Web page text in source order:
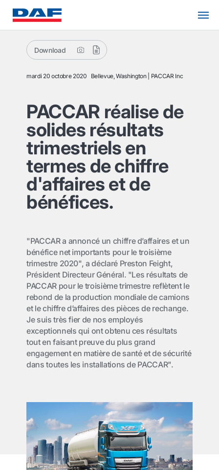
Download
mardi 20 octobre 2020 Bellevue, Washington PACCAR Inc
PACCAR réalise de
solides résultats
trimestriels en
termes de chiffre
d'affaires et de
bénéfices.
"PACCAR a annoncé un chiffre d’affaires et un
bénéfice net importants pour le troisième
trimestre 2020", a déclaré Preston Feight,
Président Directeur Général. "Les résultats de
PACCAR pour le troisième trimestre reflètent le
rebond de la production mondiale de camions
et le chiffre d’affaires des pièces de rechange.
Je suis très fier de nos employés
exceptionnels qui ont obtenu ces résultats
tout en faisant preuve du plus grand
engagement en matière de santé et de sécurité
dans toutes les installations de PACCAR".